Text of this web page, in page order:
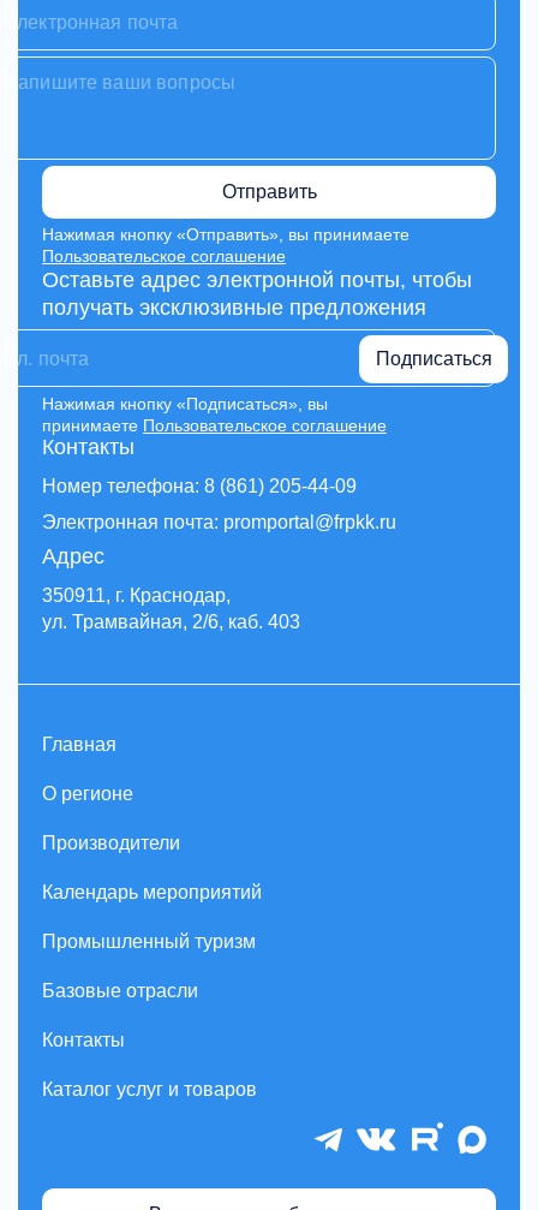
Контакты
Номер телефона: 8 (861) 205-44-09
Электронная почта: promportal@frpkk.ru
Адрес
350911, г. Краснодар,
ул. Трамвайная, 2/6, каб. 403
Отправить
Нажимая кнопку «Отправить», вы принимаете
Пользовательское соглашение
Оставьте адрес электронной почты, чтобы
получать эксклюзивные предложения
Подписаться
Нажимая кнопку «Подписаться», вы
принимаете Пользовательское соглашение
Главная
О регионе
Производители
Календарь мероприятий
Промышленный туризм
Базовые отрасли
Контакты
Каталог услуг и товаров